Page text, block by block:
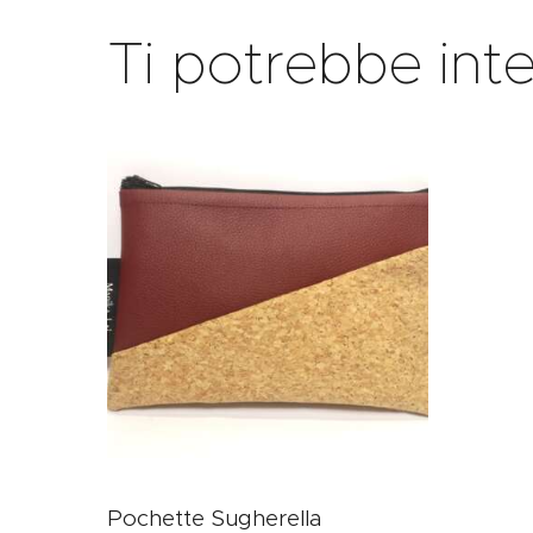
Ti potrebbe
Pochette Sugherella